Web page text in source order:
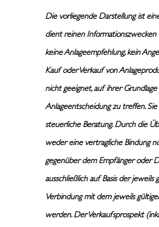
Die vorliegende Darstellung ist
dient reinen Informationszwecken
keine Anlageempfehlung, kein
Kauf oder Verkauf von
nicht geeignet, auf ihrer
Anlageentscheidung zu treffen.
steuerliche Beratung. Durch die
weder eine vertragliche Bindung
gegenüber dem Empfänger oder
ausschließlich auf Basis der jeweils
Verbindung mit dem jeweils
werden. Der Verkaufsprospekt